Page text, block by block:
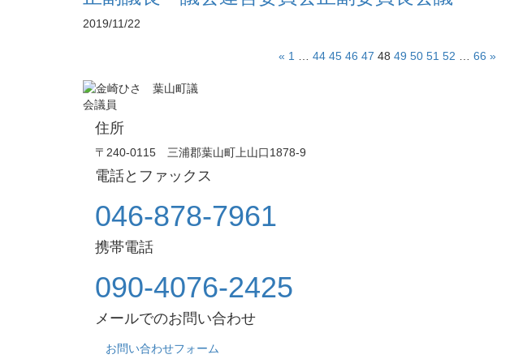
2019/11/22
« 1 44 45 46 47 48 49 50 51 52 66 »
住所
〒240-0115 三浦郡葉山町上山口1878-9
電話とファックス
046-878-7961
携帯電話
090-4076-2425
メールでのお問い合わせ
お問い合わせフォーム